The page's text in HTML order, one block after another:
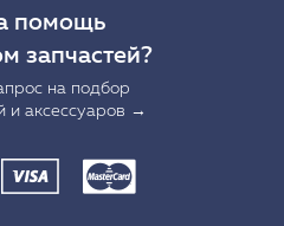
помощь
запчастей?
на подбор
и аксессуаров →